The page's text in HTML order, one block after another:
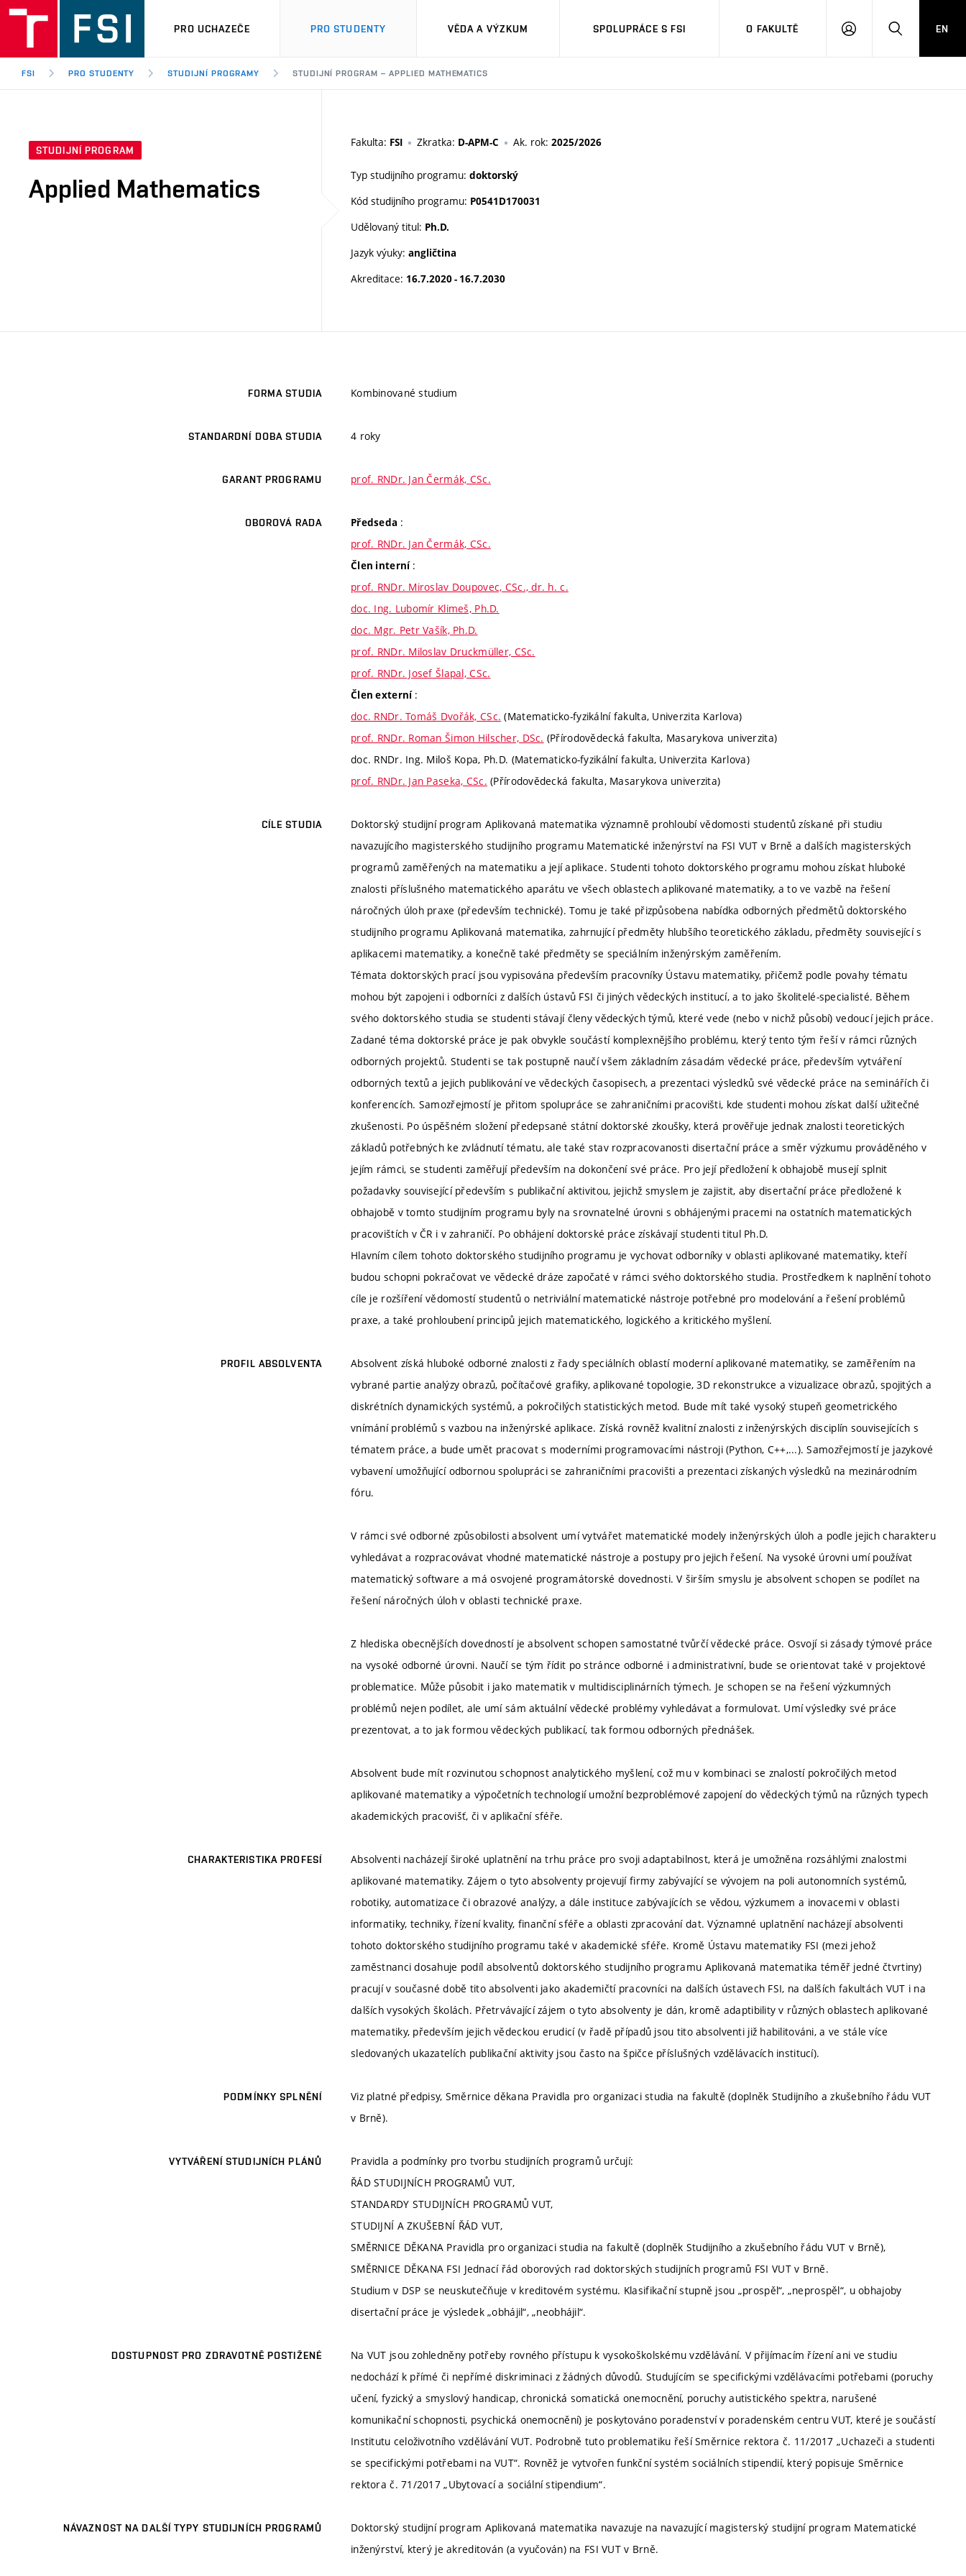
PRO UCHAZEČE PRO STUDENTY VĚDA A VÝZKUM SPOLUPRÁCE S FSI O FAKULTĚ
PŘIHLÁŠENÍHLEDAT
EN
FSI PRO STUDENTY STUDIJNÍ PROGRAMY STUDIJNÍ PROGRAM – APPLIED MATHEMATICS
STUDIJNÍ PROGRAM
Applied Mathematics
Fakulta: FSI Zkratka: D-APM-C Ak. rok: 2025/2026
Typ studijního programu: doktorský
Kód studijního programu: P0541D170031
Udělovaný titul: Ph.D.
Jazyk výuky: angličtina
Akreditace: 16.7.2020 - 16.7.2030
FORMA STUDIA Kombinované studium
STANDARDNÍ DOBA STUDIA 4 roky
GARANT PROGRAMU prof. RNDr. Jan Čermák, CSc.
OBOROVÁ RADA Předseda :
prof. RNDr. Jan Čermák, CSc.
Člen interní :
prof. RNDr. Miroslav Doupovec, CSc., dr. h. c.
doc. Ing. Lubomír Klimeš, Ph.D.
doc. Mgr. Petr Vašík, Ph.D.
prof. RNDr. Miloslav Druckmüller, CSc.
prof. RNDr. Josef Šlapal, CSc.
Člen externí :
doc. RNDr. Tomáš Dvořák, CSc. (Matematicko-fyzikální fakulta, Univerzita Karlova)
prof. RNDr. Roman Šimon Hilscher, DSc. (Přírodovědecká fakulta, Masarykova univerzita)
doc. RNDr. Ing. Miloš Kopa, Ph.D. (Matematicko-fyzikální fakulta, Univerzita Karlova)
prof. RNDr. Jan Paseka, CSc. (Přírodovědecká fakulta, Masarykova univerzita)
CÍLE STUDIA
Doktorský studijní program Aplikovaná matematika významně prohloubí vědomosti studentů získané při studiu
navazujícího magisterského studijního programu Matematické inženýrství na FSI VUT v Brně a dalších magisterských
programů zaměřených na matematiku a její aplikace. Studenti tohoto doktorského programu mohou získat hluboké
znalosti příslušného matematického aparátu ve všech oblastech aplikované matematiky, a to ve vazbě na řešení
náročných úloh praxe (především technické). Tomu je také přizpůsobena nabídka odborných předmětů doktorského
studijního programu Aplikovaná matematika, zahrnující předměty hlubšího teoretického základu, předměty související s
aplikacemi matematiky, a konečně také předměty se speciálním inženýrským zaměřením.
Témata doktorských prací jsou vypisována především pracovníky Ústavu matematiky, přičemž podle povahy tématu
mohou být zapojeni i odborníci z dalších ústavů FSI či jiných vědeckých institucí, a to jako školitelé-specialisté. Během
svého doktorského studia se studenti stávají členy vědeckých týmů, které vede (nebo v nichž působí) vedoucí jejich práce.
Zadané téma doktorské práce je pak obvykle součástí komplexnějšího problému, který tento tým řeší v rámci různých
odborných projektů. Studenti se tak postupně naučí všem základním zásadám vědecké práce, především vytváření
odborných textů a jejich publikování ve vědeckých časopisech, a prezentaci výsledků své vědecké práce na seminářích či
konferencích. Samozřejmostí je přitom spolupráce se zahraničními pracovišti, kde studenti mohou získat další užitečné
zkušenosti. Po úspěšném složení předepsané státní doktorské zkoušky, která prověřuje jednak znalosti teoretických
základů potřebných ke zvládnutí tématu, ale také stav rozpracovanosti disertační práce a směr výzkumu prováděného v
jejím rámci, se studenti zaměřují především na dokončení své práce. Pro její předložení k obhajobě musejí splnit
požadavky související především s publikační aktivitou, jejichž smyslem je zajistit, aby disertační práce předložené k
obhajobě v tomto studijním programu byly na srovnatelné úrovni s obhájenými pracemi na ostatních matematických
pracovištích v ČR i v zahraničí. Po obhájení doktorské práce získávají studenti titul Ph.D.
Hlavním cílem tohoto doktorského studijního programu je vychovat odborníky v oblasti aplikované matematiky, kteří
budou schopni pokračovat ve vědecké dráze započaté v rámci svého doktorského studia. Prostředkem k naplnění tohoto
cíle je rozšíření vědomostí studentů o netriviální matematické nástroje potřebné pro modelování a řešení problémů
praxe, a také prohloubení principů jejich matematického, logického a kritického myšlení.
PROFIL ABSOLVENTA
Absolvent získá hluboké odborné znalosti z řady speciálních oblastí moderní aplikované matematiky, se zaměřením na
vybrané partie analýzy obrazů, počítačové grafiky, aplikované topologie, 3D rekonstrukce a vizualizace obrazů, spojitých a
diskrétních dynamických systémů, a pokročilých statistických metod. Bude mít také vysoký stupeň geometrického
vnímání problémů s vazbou na inženýrské aplikace. Získá rovněž kvalitní znalosti z inženýrských disciplín souvisejících s
tématem práce, a bude umět pracovat s moderními programovacími nástroji (Python, C++,...). Samozřejmostí je jazykové
vybavení umožňující odbornou spolupráci se zahraničními pracovišti a prezentaci získaných výsledků na mezinárodním
fóru.
V rámci své odborné způsobilosti absolvent umí vytvářet matematické modely inženýrských úloh a podle jejich charakteru
vyhledávat a rozpracovávat vhodné matematické nástroje a postupy pro jejich řešení. Na vysoké úrovni umí používat
matematický software a má osvojené programátorské dovednosti. V širším smyslu je absolvent schopen se podílet na
řešení náročných úloh v oblasti technické praxe.
Z hlediska obecnějších dovedností je absolvent schopen samostatné tvůrčí vědecké práce. Osvojí si zásady týmové práce
na vysoké odborné úrovni. Naučí se tým řídit po stránce odborné i administrativní, bude se orientovat také v projektové
problematice. Může působit i jako matematik v multidisciplinárních týmech. Je schopen se na řešení výzkumných
problémů nejen podílet, ale umí sám aktuální vědecké problémy vyhledávat a formulovat. Umí výsledky své práce
prezentovat, a to jak formou vědeckých publikací, tak formou odborných přednášek.
Absolvent bude mít rozvinutou schopnost analytického myšlení, což mu v kombinaci se znalostí pokročilých metod
aplikované matematiky a výpočetních technologií umožní bezproblémové zapojení do vědeckých týmů na různých typech
akademických pracovišť, či v aplikační sféře.
CHARAKTERISTIKA PROFESÍ
Absolventi nacházejí široké uplatnění na trhu práce pro svoji adaptabilnost, která je umožněna rozsáhlými znalostmi
aplikované matematiky. Zájem o tyto absolventy projevují firmy zabývající se vývojem na poli autonomních systémů,
robotiky, automatizace či obrazové analýzy, a dále instituce zabývajících se vědou, výzkumem a inovacemi v oblasti
informatiky, techniky, řízení kvality, finanční sféře a oblasti zpracování dat. Významné uplatnění nacházejí absolventi
tohoto doktorského studijního programu také v akademické sféře. Kromě Ústavu matematiky FSI (mezi jehož
zaměstnanci dosahuje podíl absolventů doktorského studijního programu Aplikovaná matematika téměř jedné čtvrtiny)
pracují v současné době tito absolventi jako akademičtí pracovníci na dalších ústavech FSI, na dalších fakultách VUT i na
dalších vysokých školách. Přetrvávající zájem o tyto absolventy je dán, kromě adaptibility v různých oblastech aplikované
matematiky, především jejich vědeckou erudicí (v řadě případů jsou tito absolventi již habilitováni, a ve stále více
sledovaných ukazatelích publikační aktivity jsou často na špičce příslušných vzdělávacích institucí).
PODMÍNKY SPLNĚNÍ
Viz platné předpisy, Směrnice děkana Pravidla pro organizaci studia na fakultě (doplněk Studijního a zkušebního řádu VUT
v Brně).
VYTVÁŘENÍ STUDIJNÍCH PLÁNŮ
Pravidla a podmínky pro tvorbu studijních programů určují:
ŘÁD STUDIJNÍCH PROGRAMŮ VUT,
STANDARDY STUDIJNÍCH PROGRAMŮ VUT,
STUDIJNÍ A ZKUŠEBNÍ ŘÁD VUT,
SMĚRNICE DĚKANA Pravidla pro organizaci studia na fakultě (doplněk Studijního a zkušebního řádu VUT v Brně),
SMĚRNICE DĚKANA FSI Jednací řád oborových rad doktorských studijních programů FSI VUT v Brně.
Studium v DSP se neuskutečňuje v kreditovém systému. Klasifikační stupně jsou „prospěl“, „neprospěl“, u obhajoby
disertační práce je výsledek „obhájil“, „neobhájil“.
DOSTUPNOST PRO ZDRAVOTNĚ POSTIŽENÉ
Na VUT jsou zohledněny potřeby rovného přístupu k vysokoškolskému vzdělávání. V přijímacím řízení ani ve studiu
nedochází k přímé či nepřímé diskriminaci z žádných důvodů. Studujícím se specifickými vzdělávacími potřebami (poruchy
učení, fyzický a smyslový handicap, chronická somatická onemocnění, poruchy autistického spektra, narušené
komunikační schopnosti, psychická onemocnění) je poskytováno poradenství v poradenském centru VUT, které je součástí
Institutu celoživotního vzdělávání VUT. Podrobně tuto problematiku řeší Směrnice rektora č. 11/2017 „Uchazeči a studenti
se specifickými potřebami na VUT“. Rovněž je vytvořen funkční systém sociálních stipendií, který popisuje Směrnice
rektora č. 71/2017 „Ubytovací a sociální stipendium“.
NÁVAZNOST NA DALŠÍ TYPY STUDIJNÍCH PROGRAMŮ
Doktorský studijní program Aplikovaná matematika navazuje na navazující magisterský studijní program Matematické
inženýrství, který je akreditován (a vyučován) na FSI VUT v Brně.